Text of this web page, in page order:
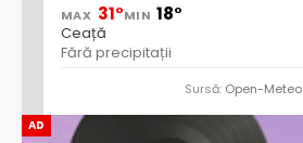
AD
MAX 31°MIN 18°
Ceață
Fără precipitații
Sursă: Open-Meteo